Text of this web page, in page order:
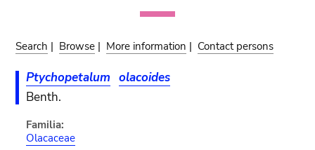
Search | Browse | More information | Contact persons
Ptychopetalum olacoides
Benth.
Familia:
Olacaceae